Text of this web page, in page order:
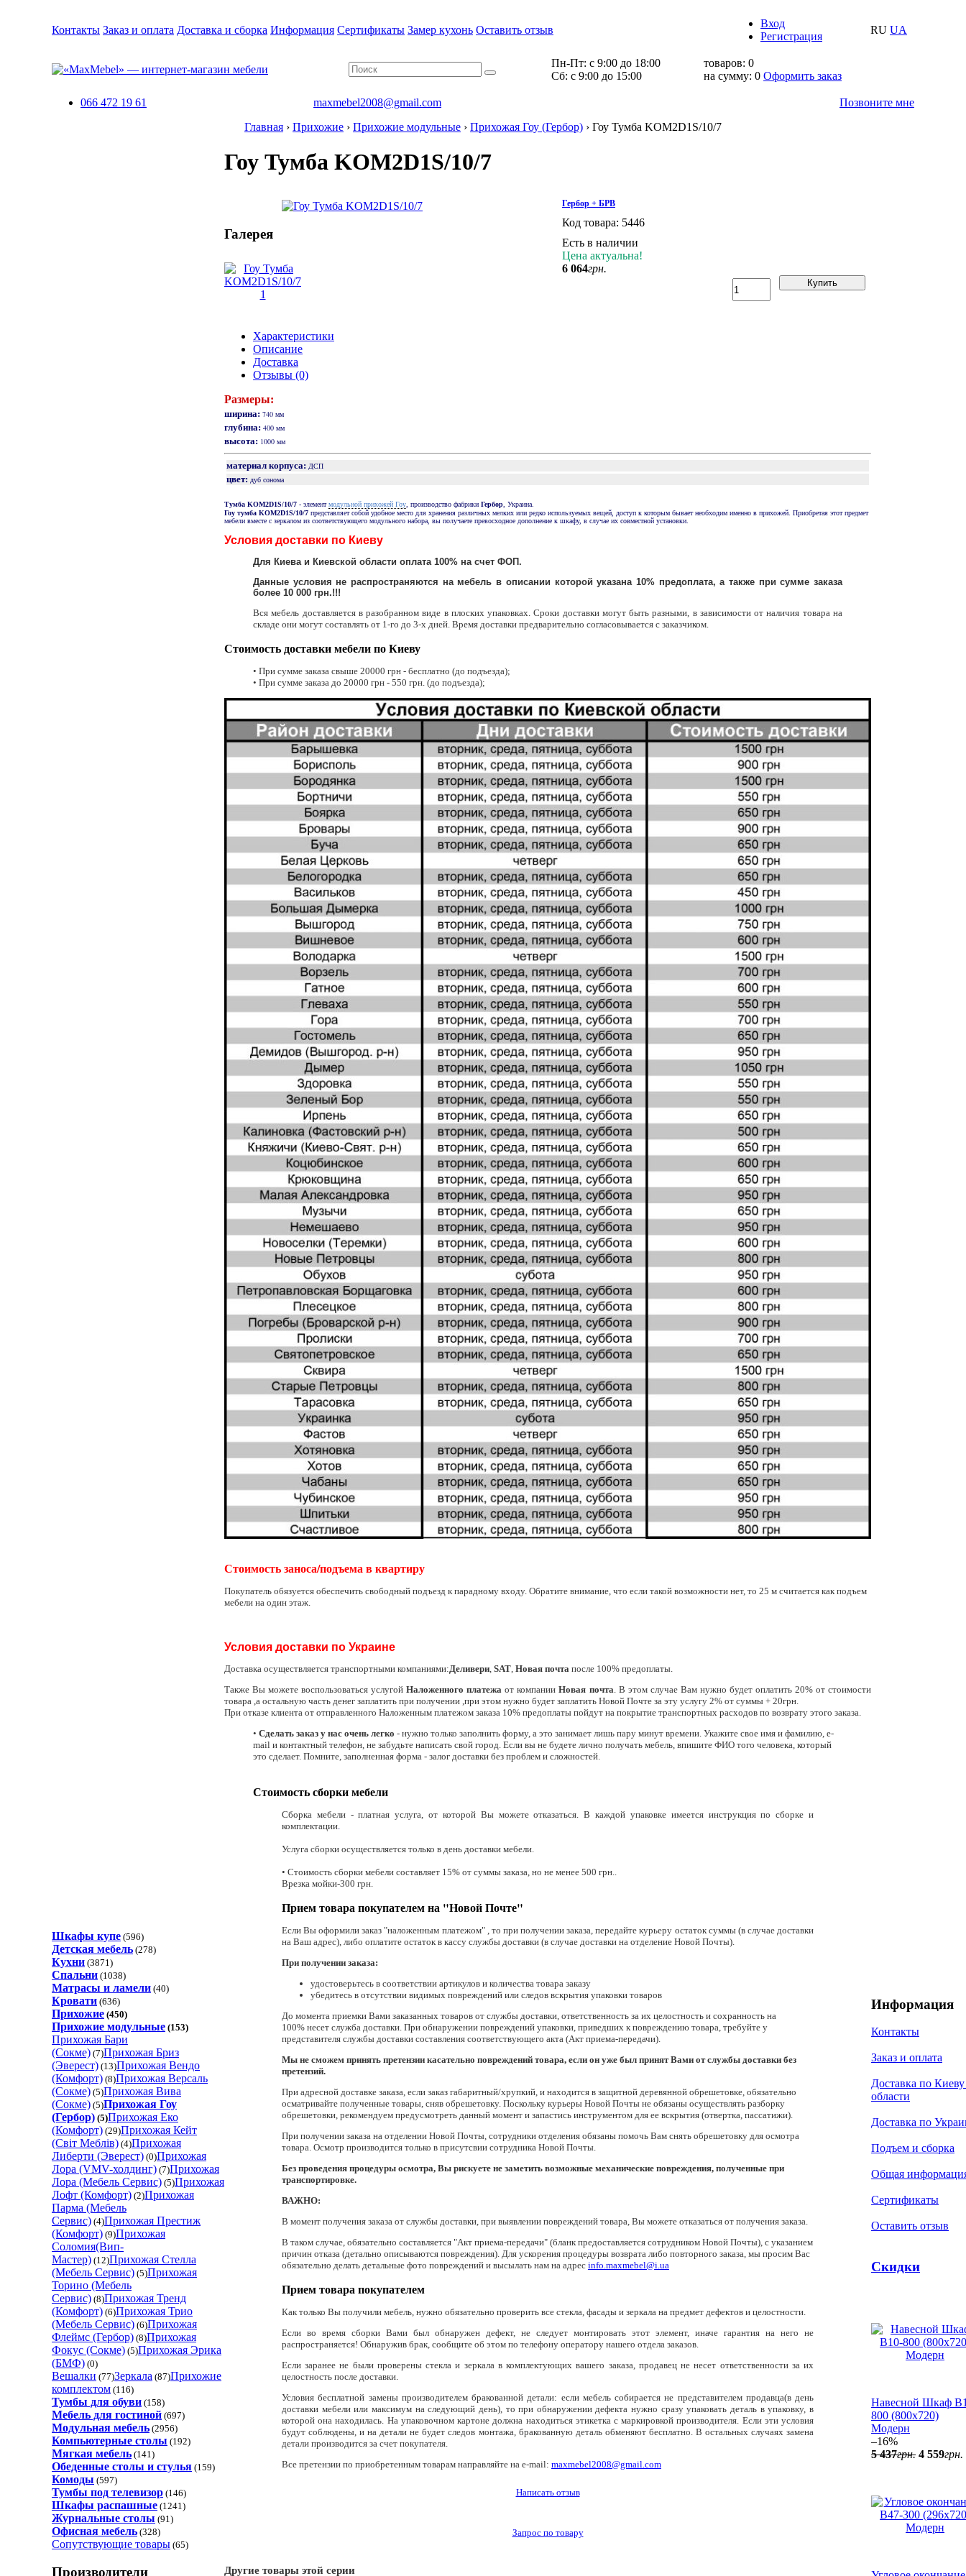
Контакты Заказ и оплата Доставка и сборка Информация Сертификаты Замер кухонь Оставить отзыв
Вход
Регистрация
RU UA
Пн-Пт: с 9:00 до 18:00
Cб: с 9:00 до 15:00
товаров: 0
на сумму: 0 Оформить заказ
066 472 19 61 maxmebel2008@gmail.com
Позвоните мне
Главная › Прихожие › Прихожие модульные › Прихожая Гоу (Гербор) › Гоу Тумба KOM2D1S/10/7
Шкафы купе (596)
Детская мебель (278)
Кухни (3871)
Спальни (1038)
Матрасы и ламели (40)
Кровати (636)
Прихожие (450)
Прихожие модульные (153)
Прихожая Бари
(Coкмe) (7)Прихожая Бриз
(Эверест) (13)Прихожая Вендо
(Комфорт) (8)Прихожая Версаль
(Сокме) (5)Прихожая Вива
(Coкмe) (5)Прихожая Гоу
(Гербор) (5)Прихожая Еко
(Комфорт) (29)Прихожая Кейт
(Світ Меблів) (4)Прихожая
Либерти (Эверест) (0)Прихожая
Лора (VMV-холдинг) (7)Прихожая
Лора (Мебель Сервис) (5)Прихожая
Лофт (Комфорт) (2)Прихожая
Парма (Мебель
Сервис) (4)Прихожая Престиж
(Комфорт) (9)Прихожая
Соломия(Вип-
Мастер) (12)Прихожая Стелла
(Мебель Сервис) (5)Прихожая
Торино (Мебель
Сервис) (8)Прихожая Тренд
(Комфорт) (6)Прихожая Трио
(Мебель Сервис) (6)Прихожая
Флеймс (Гербор) (8)Прихожая
Фокус (Coкмe) (5)Прихожая Эрика
(БМФ) (0)
Вешалки (77)Зеркала (87)Прихожие
комплектом (116)
Тумбы для обуви (158)
Мебель для гостиной (697)
Модульная мебель (2956)
Компьютерные столы (192)
Мягкая мебель (141)
Обеденные cтолы и стулья (159)
Комоды (597)
Тумбы под телевизор (146)
Шкафы распашные (1241)
Журнальные столы (91)
Офисная мебель (328)
Сопутствующие товары (65)
Производители
Гоу Тумба KOM2D1S/10/7
Галерея
Гербор + БРВ
Код товара: 5446
Есть в наличии
Цена актуальна!
6 064грн.
Купить
Характеристики
Описание
Доставка
Отзывы (0)
Размеры:
ширина: 740 мм
глубина: 400 мм
высота: 1000 мм
материал корпуса: ДСП
цвет: дуб сонома
Тумба KOM2D1S/10/7 - элементмодульной прихожей Гоу , производство фабрики Гербор , Украина.
Гоу тумба KOM2D1S/10/7 представляет собой удобное место для хранения различных мелких или редко используемых вещей, доступ к которым бывает необходим именно в прихожей. Приобретая этот предмет
мебели вместе с зеркалом из соответствующего модульного набора, вы получаете превосходное дополнение к шкафу, в случае их совместной установки.
Условия доставки по Киеву
Для Киева и Киевской области оплата 100% на счет ФОП.
Данные условия не распространяются на мебель в описании которой указана 10% предоплата, а также при сумме заказа
более 10 000 грн.!!!
Вся мебель доставляется в разобранном виде в плоских упаковках. Сроки доставки могут быть разными, в зависимости от наличия товара на
складе они могут составлять от 1-го до 3-х дней. Время доставки предварительно согласовывается с заказчиком.
Стоимость доставки мебели по Киеву
• При сумме заказа свыше 20000 грн - бесплатно (до подъезда);
• При сумме заказа до 20000 грн - 550 грн. (до подъезда);
Стоимость заноса/подъема в квартиру
Покупатель обязуется обеспечить свободный подъезд к парадному входу. Обратите внимание, что если такой возможности нет, то 25 м считается как подъем
мебели на один этаж.
Условия доставки по Украине
Доставка осуществляется транспортными компаниями:Деливери, SAT, Новая почта после 100% предоплаты.
Также Вы можете воспользоваться услугойНаложенного платежа от компанииНовая почта. В этом случае Вам нужно будет оплатить 20% от стоимости
товара ,а остальную часть денег заплатить при получении ,при этом нужно будет заплатить Новой Почте за эту услугу 2% от суммы + 20грн.
При отказе клиента от отправленного Наложенным платежом заказа 10% предоплаты пойдут на покрытие транспортных расходов по возврату этого заказа.
• Сделать заказ у нас очень легко - нужно только заполнить форму, а это занимает лишь пару минут времени. Укажите свое имя и фамилию, e-
mail и контактный телефон, не забудьте написать свой город. Если вы не будете лично получать мебель, впишите ФИО того человека, который
это сделает. Помните, заполненная форма - залог доставки без проблем и сложностей.
Стоимость сборки мебели
Сборка мебели - платная услуга, от которой Вы можете отказаться. В каждой упаковке имеется инструкция по сборке и
комплектации.
Услуга сборки осуществляется только в день доставки мебели.
• Стоимость сборки мебели составляет 15% от суммы заказа, но не менее 500 грн..
Врезка мойки-300 грн.
Прием товара покупателем на "Новой Почте"
Если Вы оформили заказ "наложенным платежом" , то при получении заказа, передайте курьеру остаток суммы (в случае доставки
на Ваш адрес), либо оплатите остаток в кассу службы доставки (в случае доставки на отделение Новой Почты).
При получении заказа:
удостоверьтесь в соответствии артикулов и количества товара заказу
убедитесь в отсутствии видимых повреждений или следов вскрытия упаковки товаров
До момента приемки Вами заказанных товаров от службы доставки, ответственность за их целостность и сохранность на
100% несет служба доставки. При обнаружении повреждений упаковки, приведших к повреждению товара, требуйте у
представителя службы доставки составления соответствующего акта (Акт приема-передачи).
Мы не сможем принять претензии касательно повреждений товара, если он уже был принят Вами от службы доставки без
претензий.
При адресной доставке заказа, если заказ габаритный/хрупкий, и находится в защитной деревянной обрешетовке, обязательно
осматривайте полученные товары, сняв обрешетовку. Поскольку курьеры Новой Почты не обязаны осуществлять разборку
обрешетовки, рекомендуем предусмотреть данный момент и запастись инструментом для ее вскрытия (отвертка, пассатижи).
При получении заказа на отделении Новой Почты, сотрудники отделения обязаны помочь Вам снять обрешетовку для осмотра
товара. Осмотр производится только в присутсвии сотрудника Новой Почты.
Без проведения процедуры осмотра, Вы рискуете не заметить возможные механические повреждения, полученные при
транспортировке.
ВАЖНО:
В момент получения заказа от службы доставки, при выявлении повреждений товара, Вы можете отказаться от получения заказа.
В таком случае, обязательно составляется "Акт приема-передачи" (бланк предоставляется сотрудником Новой Почты), с указанием
причин отказа (детально описываются повреждения). Для ускорения процедуры возврата либо повторного заказа, мы просим Вас
обязательно делать детальные фото повреждений и высылать нам на адрес info.maxmebel@i.ua
Прием товара покупателем
Как только Вы получили мебель, нужно обязательно проверить все стекла, фасады и зеркала на предмет дефектов и целостности.
Если во время сборки Вами был обнаружен дефект, не следует монтировать этот элемент, иначе гарантия на него не
распространяется! Обнаружив брак, сообщите об этом по телефону оператору нашего отдела заказов.
Если заранее не были проверены стекла и зеркала в комплектующих вашего заказа, продавец не несет ответственности за их
целостность после доставки.
Условия бесплатной замены производителем бракованной детали: если мебель собирается не представителем продавца(в день
доставки мебели или максимум на следующий день), то при обнаружении дефекта нужно сразу упаковать деталь в упаковку, в
которой она находилась. На упаковочном картоне должна находиться этикетка с маркировкой производителя. Если эти условия
будут соблюдены, и на детали не будет следов монтажа, бракованную деталь обменяют бесплатно. В остальных случаях замена
детали производится за счет покупателя.
Все претензии по приобретенным товарам направляйте на e-mail: maxmebel2008@gmail.com
Написать отзыв
Запрос по товару
Другие товары этой серии
Информация
Контакты
Заказ и оплата
Доставка по
области
Доставка по
Подъем и сборка
Общая
Сертификаты
Оставить отзыв
Скидки
Навесной Шкаф
800 (800x720)
Модерн
–16%
5 437грн. 4 559грн.